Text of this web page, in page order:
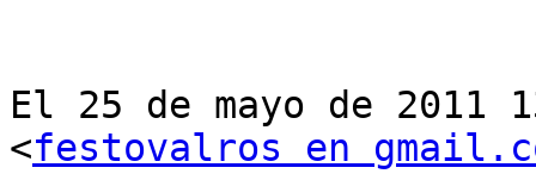
El 25 de mayo de 2011
<festovalros en